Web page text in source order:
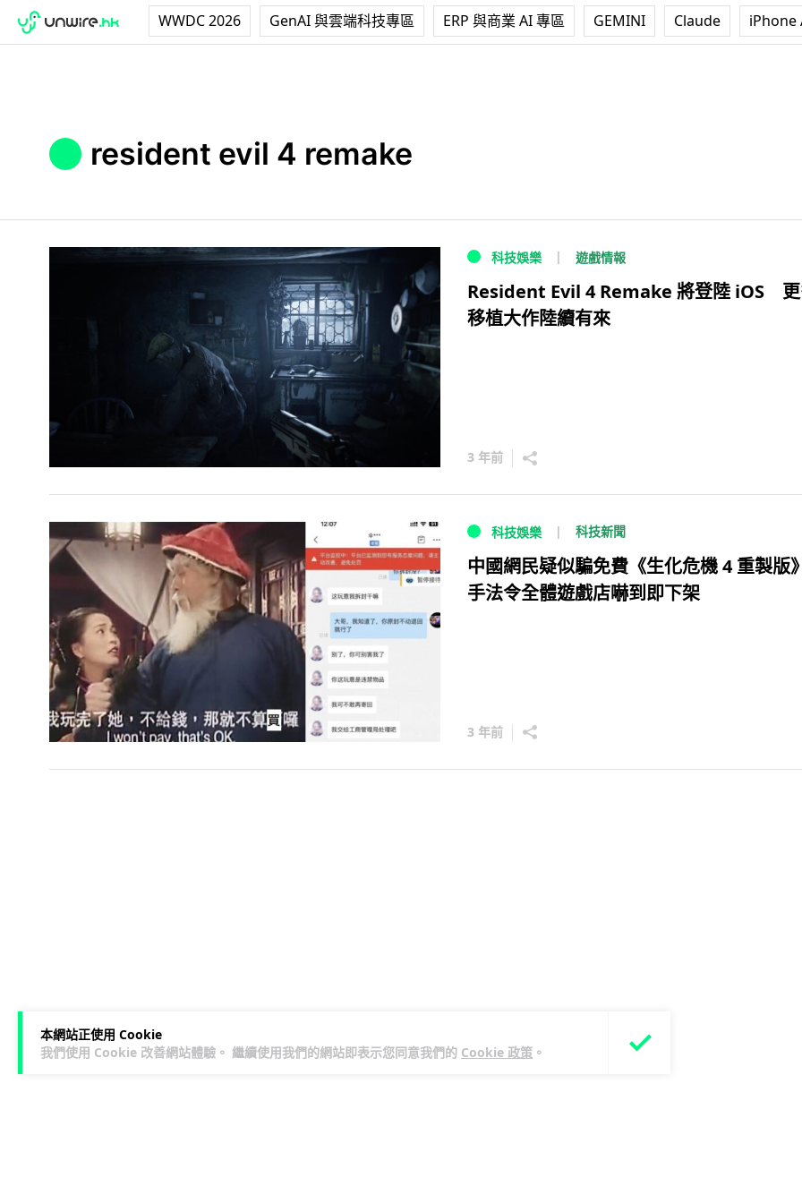
WWDC 2026 GenAI 與雲端科技專區 ERP 與商業 AI 專區 GEMINI Claude iPhone
本網站正使用 Cookie
我們使用 Cookie 改善網站體驗。 繼續使用我們的網站即表示您同意我們的 Cookie 政策 。
resident evil 4 remake
科技娛樂 遊戲情報
Resident Evil 4 Remake 將登陸 iOS
移植大作陸續有來
3 年前
科技娛樂 科技新聞
中國網民疑似騙免費《生化危機 4 重製版
手法令全體遊戲店嚇到即下架
3 年前